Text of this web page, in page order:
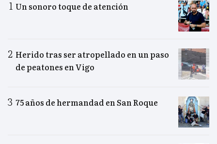
Un sonoro toque de atención
Herido tras ser atropellado en un paso
de peatones en Vigo
75 años de hermandad en San Roque